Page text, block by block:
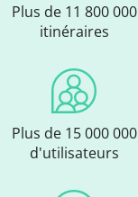
Plus de 11 800 000
itinéraires
Plus de 15 000 000
d'utilisateurs